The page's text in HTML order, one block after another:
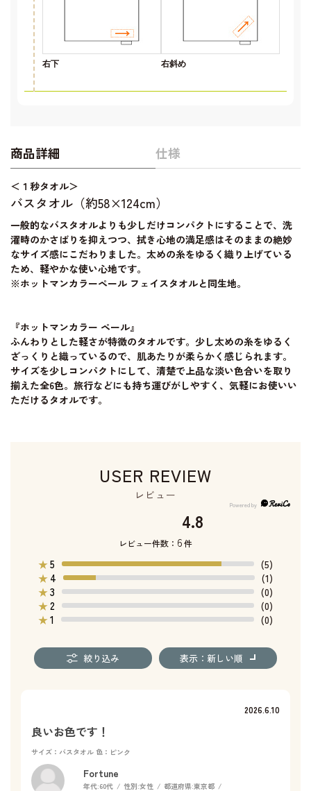
右下 右斜め
商品詳細 仕様
＜１秒タオル＞
バスタオル（約58×124cm）
一般的なバスタオルよりも少しだけコンパクトにすることで、洗
濯時のかさばりを抑えつつ、拭き心地の満足感はそのままの絶妙
なサイズ感にこだわりました。太めの糸をゆるく織り上げている
ため、軽やかな使い心地です。
※ホットマンカラーペール フェイスタオルと同生地。
『ホットマンカラー ペール』
ふんわりとした軽さが特徴のタオルです。少し太めの糸をゆるく
ざっくりと織っているので、肌あたりが柔らかく感じられます。
サイズを少しコンパクトにして、清楚で上品な淡い色合いを取り
揃えた全6色。旅行などにも持ち運びがしやすく、気軽にお使いい
ただけるタオルです。
USER REVIEW
レビュー
4.8
レビュー件数： 6件
★5
(5)
★ 4
(1)
★3
(0)
★2
(0)
★1 (0)
絞り込み 表示：新しい順
2026.6.10
良いお色です！
サイズ：バスタオル 色：ピンク
Fortune
年代:60代 性別:女性 都道府県:東京都